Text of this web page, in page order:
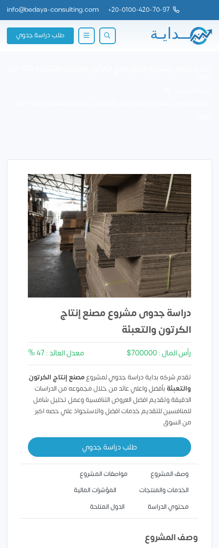
20-0100-420-70-97
+
info@bedaya-consulting.com
طلب دراسة جدوي
دراسة جدوى مشروعمصنع إنتاج
الكرتون والتعبئة
رأس المال : 700000$ معدل العائد : 47 %
تقدم شركه بداية دراسة جدوي لمشروعمصنع إنتاج الكرتون
والتعبئةبأفضل واعلي عائد من خلال مجموعه من الدراسات
الدقيقة وتقديم افضل العروض التنافسية وعمل تحليل شامل
للمنافسين للتقديم خدمات افضل والاستحواذ علي حصه اكبر
من السوق
طلب دراسة جدوي
وصف المشروع
مواصفات المشروع
الخدمات والمنتجات
المؤشرات المالية
محتوي الدراسة
الدول المتاحة
وصف المشروع